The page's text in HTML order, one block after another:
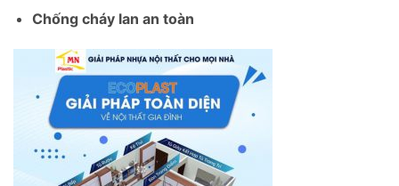
Chống cháy lan an toàn